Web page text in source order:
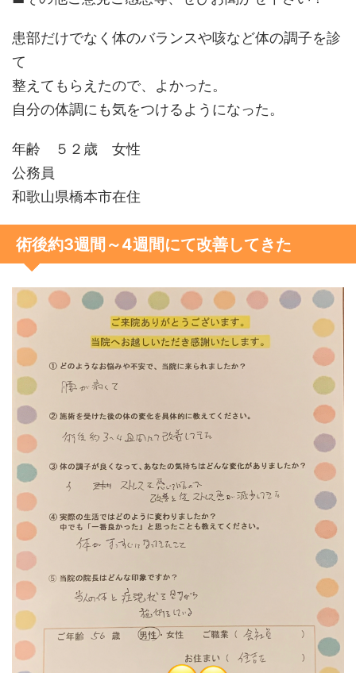
患部だけでなく体のバランスや咳など体の調子を診
て
整えてもらえたので、よかった。
自分の体調にも気をつけるようになった。
年齢 ５２歳 女性
公務員
和歌山県橋本市在住
術後約3週間～4週間にて改善してきた